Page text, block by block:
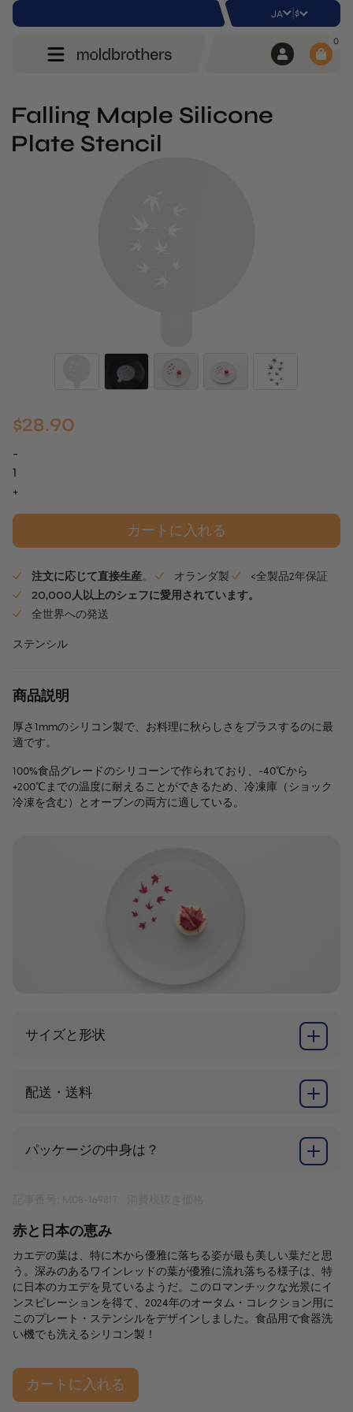
JA | $
0
Falling Maple Silicone
Plate Stencil
$28.90
-
フ
ォ
ン
メ
ー
プ
ル・
コ
プ
ー
ト・
ス
+
カートに入れる
注文に応じて直接生産。 オランダ製
<全製品2年保証
20,000人以上のシェフに愛用されています。
全世界への発送
ステンシル
商品説明
厚さ1mmのシリコン製で、お料理に秋らしさをプラスするのに最
適です。
100%食品グレードのシリコーンで作られており、-40℃から
+200℃までの温度に耐えることができるため、冷凍庫（ショック
冷凍を含む）とオーブンの両方に適している。
サイズと形状
配送・送料
パッケージの中身は？
赤と日本の恵み
カエデの葉は、特に木から優雅に落ちる姿が最も美しい葉だと思
う。深みのあるワインレッドの葉が優雅に流れ落ちる様子は、特
に日本のカエデを見ているようだ。このロマンチックな光景にイ
ンスピレーションを得て、2024年のオータム・コレクション用に
このプレート・ステンシルをデザインしました。食品用で食器洗
い機でも洗えるシリコン製！
カートに入れる